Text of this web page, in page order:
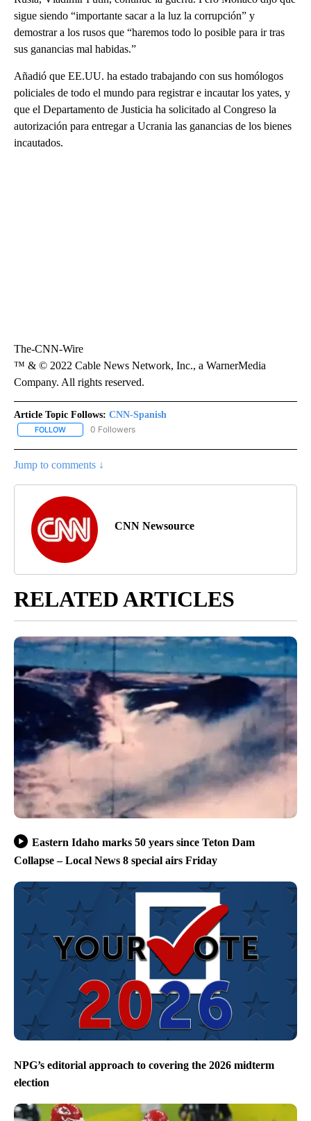
sigue siendo “importante sacar a la luz la corrupción” y
demostrar a los rusos que “haremos todo lo posible para ir tras
sus ganancias mal habidas.”
Añadió que EE.UU. ha estado trabajando con sus homólogos
policiales de todo el mundo para registrar e incautar los yates, y
que el Departamento de Justicia ha solicitado al Congreso la
autorización para entregar a Ucrania las ganancias de los bienes
incautados.
The-CNN-Wire
™ & © 2022 Cable News Network, Inc., a WarnerMedia
Company. All rights reserved.
Article Topic Follows: CNN-Spanish
FOLLOW FOLLOW "CNN-SPANISH" TO RECEIVE NOTIFICATIONS ABOUT
0 Followers
Jump to comments ↓
CNN Newsource
RELATED ARTICLES
Eastern Idaho marks 50 years since Teton Dam
Collapse – Local News 8 special airs Friday
NPG’s editorial approach to covering the 2026 midterm
election